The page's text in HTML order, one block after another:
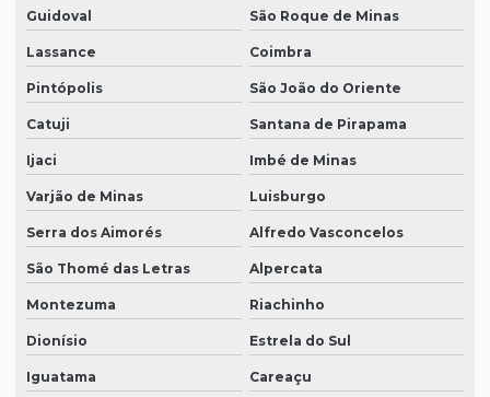
Guidoval São Roque de Minas
Lassance Coimbra
Pintópolis São João do Oriente
Catuji Santana de Pirapama
Ijaci Imbé de Minas
Varjão de Minas Luisburgo
Serra dos Aimorés Alfredo Vasconcelos
São Thomé das Letras Alpercata
Montezuma Riachinho
Dionísio Estrela do Sul
Iguatama Careaçu